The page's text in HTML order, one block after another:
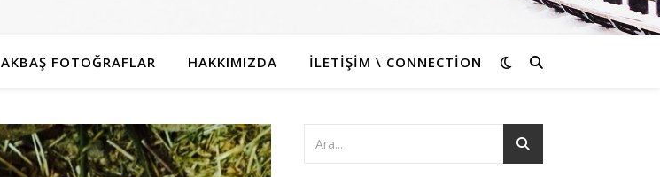
AKBAŞ FOTOĞRAFLAR HAKKIMIZDA İLETIŞIM \ CONNECTION